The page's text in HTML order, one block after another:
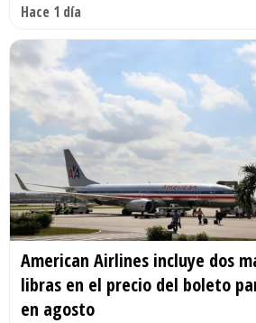
Hace 1 día
American Airlines incluye dos
libras en el precio del boleto
en agosto